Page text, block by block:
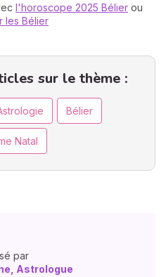
l'horoscope 2025 Bélier ou
les Bélier
sur le thème :
Bélier
Natal
par
Astrologue